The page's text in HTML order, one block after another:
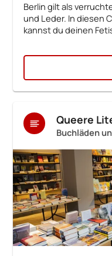
Berlin gilt als
und Leder. In diesen
kannst du deinen
Queere
Buchläden